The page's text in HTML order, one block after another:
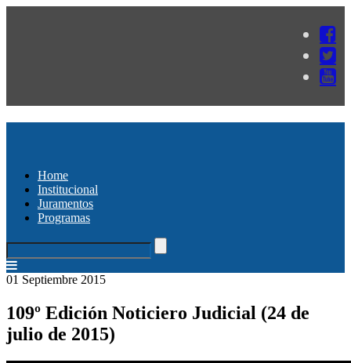
Home
Institucional
Juramentos
Programas
01 Septiembre 2015
109º Edición Noticiero Judicial (24 de
julio de 2015)